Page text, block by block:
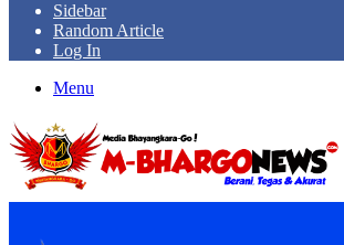
Sidebar
Random Article
Log In
Menu